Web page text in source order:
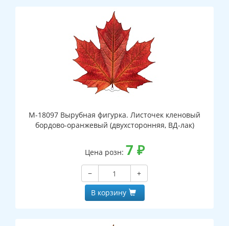
М-18097 Вырубная фигурка. Листочек кленовый
бордово-оранжевый (двухсторонняя, ВД-лак)
Цена розн: 7 ₽
−
+
В корзину